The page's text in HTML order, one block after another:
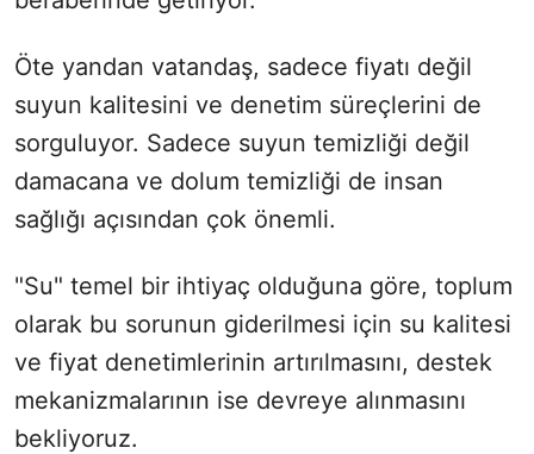
Öte yandan vatandaş, sadece fiyatı değil
suyun kalitesini ve denetim süreçlerini de
sorguluyor. Sadece suyun temizliği değil
damacana ve dolum temizliği de insan
sağlığı açısından çok önemli.
"Su" temel bir ihtiyaç olduğuna göre, toplum
olarak bu sorunun giderilmesi için su kalitesi
ve fiyat denetimlerinin artırılmasını, destek
mekanizmalarının ise devreye alınmasını
bekliyoruz.